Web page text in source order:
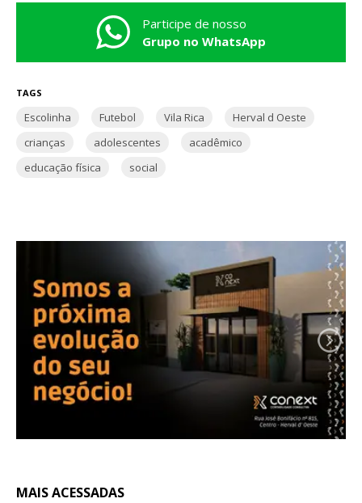
Participe de nosso
Grupo no WhatsApp
TAGS
Escolinha Futebol Vila Rica
Herval d Oeste
crianças
adolescentes
acadêmico
educação física
social
MAIS ACESSADAS